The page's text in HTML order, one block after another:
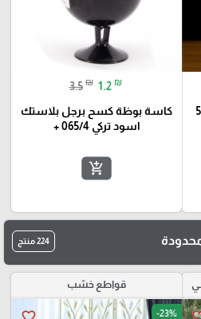
3.5 ₪ 1.2 ₪
كاسة بوظة كسح برجل بلاستك
اسود تركي 065/4 +
add_shopping_cart
224 منتج
قواطع خشب
-23%